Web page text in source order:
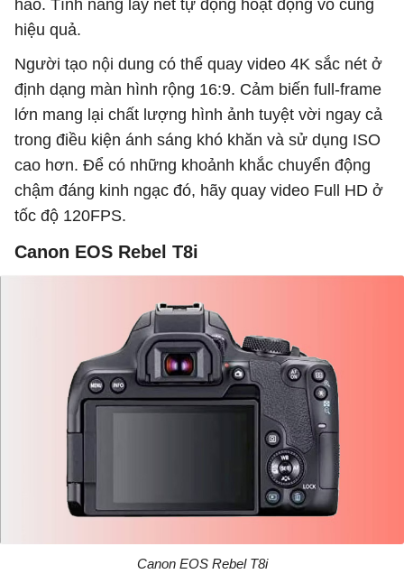
hảo. Tính năng lấy nét tự động hoạt động vô cùng
hiệu quả.
Người tạo nội dung có thể quay video 4K sắc nét ở
định dạng màn hình rộng 16:9. Cảm biến full-frame
lớn mang lại chất lượng hình ảnh tuyệt vời ngay cả
trong điều kiện ánh sáng khó khăn và sử dụng ISO
cao hơn. Để có những khoảnh khắc chuyển động
chậm đáng kinh ngạc đó, hãy quay video Full HD ở
tốc độ 120FPS.
Canon EOS Rebel T8i
Canon EOS Rebel T8i